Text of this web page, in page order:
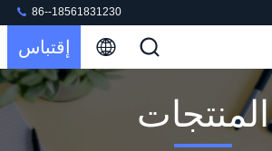
86--18561831230
إقتباس
المنتجات